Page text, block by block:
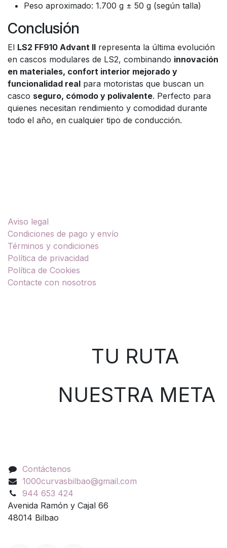
Peso aproximado: 1.700 g ± 50 g (según talla)
Conclusión
El LS2 FF910 Advant II representa la última evolución
en cascos modulares de LS2, combinando innovación
en materiales, confort interior mejorado y
funcionalidad real para motoristas que buscan un
casco seguro, cómodo y polivalente. Perfecto para
quienes necesitan rendimiento y comodidad durante
todo el año, en cualquier tipo de conducción.
Aviso legal
Condiciones de pago y envío
Términos y condiciones
Política de privacidad
Política de Cookies
Contacte con nosotros
TU RUTA
NUESTRA META
Contáctenos
1000curvasbilbao@gmail.com
944 653 424
Avenida Ramón y Cajal 66
48014 Bilbao